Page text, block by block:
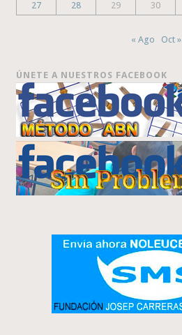
27
28 29 30
« Ago Oct »
ÚNETE A NUESTROS FACEBOOK